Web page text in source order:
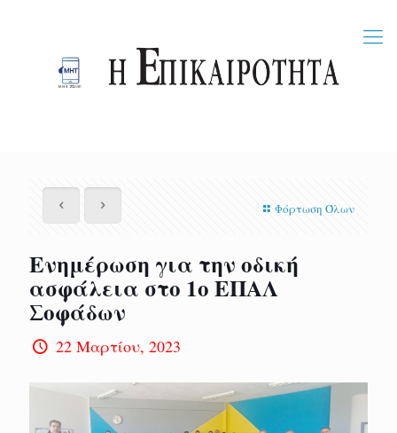
Φόρτωση Όλων
Ενημέρωση για την οδική
ασφάλεια στο 1ο ΕΠΑΛ
Σοφάδων
22 Μαρτίου, 2023